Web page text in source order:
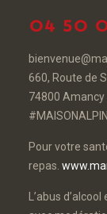
04 50
660, Route de
74800
#MAISONALPIN
Pour votre
repas.
L’abus